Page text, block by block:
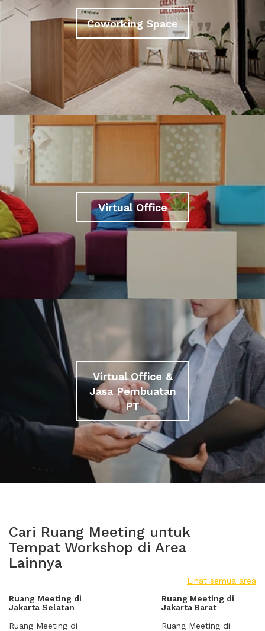
Coworking Space
Virtual Office
Virtual Office &
Jasa Pembuatan
PT
Cari Ruang Meeting untuk
Tempat Workshop di Area
Lainnya
Lihat semua area
Ruang Meeting di
Jakarta Selatan
Ruang Meeting di
Ruang Meeting di
Jakarta Barat
Ruang Meeting di